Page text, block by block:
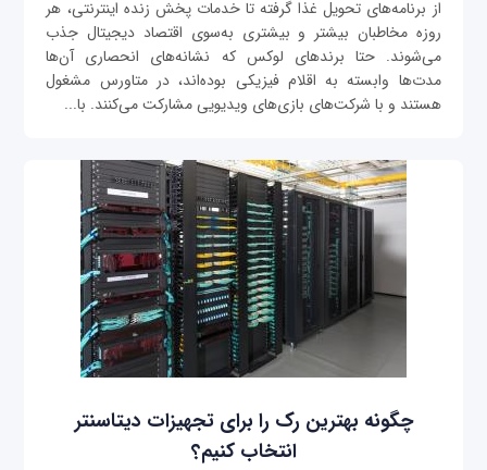
از برنامه‌های تحویل غذا گرفته تا خدمات پخش زنده اینترنتی، هر
روزه مخاطبان بیشتر و بیشتری به‌سوی اقتصاد دیجیتال جذب
می‌شوند. حتا برندهای لوکس که نشانه‌های انحصاری آن‌ها
مدت‌ها وابسته به اقلام فیزیکی بوده‌اند، در متاورس مشغول
هستند و با شرکت‌های بازی‌های ویدیویی مشارکت می‌کنند. با...
چگونه بهترین رک را برای تجهیزات دیتاسنتر
انتخاب کنیم؟